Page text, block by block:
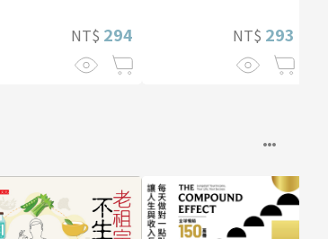
NT$ 294 NT$ 293